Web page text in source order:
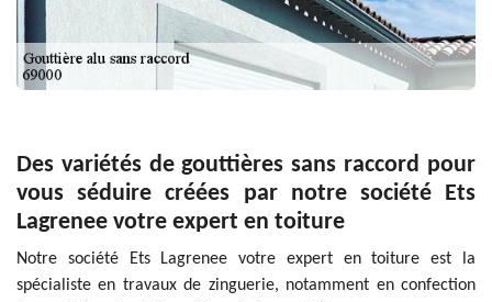
Des variétés de gouttières sans raccord pour
vous séduire créées par notre société Ets
Lagrenee votre expert en toiture
Notre société Ets Lagrenee votre expert en toiture est la
spécialiste en travaux de zinguerie, notamment en confection